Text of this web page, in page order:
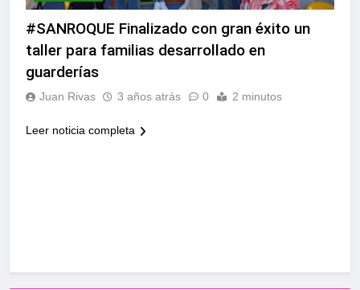
#SANROQUE Finalizado con gran éxito un
taller para familias desarrollado en
guarderías
Juan Rivas 3 años atrás 0 2 minutos
Leer noticia completa